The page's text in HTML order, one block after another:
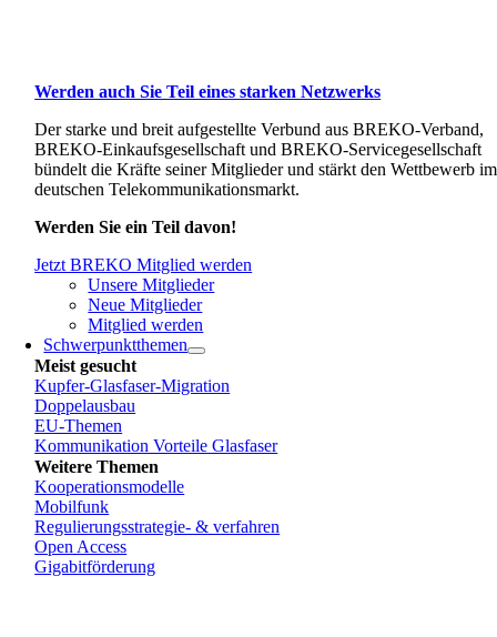
Werden auch Sie Teil eines starken Netzwerks
Der starke und breit aufgestellte Verbund aus BREKO-Verband,
BREKO-Einkaufsgesellschaft und BREKO-Servicegesellschaft
bündelt die Kräfte seiner Mitglieder und stärkt den Wettbewerb im
deutschen Telekommunikationsmarkt.
Werden Sie ein Teil davon!
Jetzt BREKO Mitglied werden
Unsere Mitglieder
Neue Mitglieder
Mitglied werden
Schwerpunktthemen
Meist gesucht
Kupfer-Glasfaser-Migration
Doppelausbau
EU-Themen
Kommunikation Vorteile Glasfaser
Weitere Themen
Kooperationsmodelle
Mobilfunk
Regulierungsstrategie- & verfahren
Open Access
Gigabitförderung